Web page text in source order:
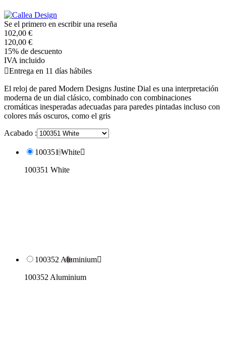
Se el primero en escribir una reseña
102,00 €
120,00 €
15% de descuento
IVA incluido
Entrega en 11 días hábiles
El reloj de pared Modern Designs Justine Dial es una interpretación
moderna de un dial clásico, combinado con combinaciones
cromáticas inesperadas adecuadas para paredes pintadas incluso con
colores más oscuros, como el gris
Acabado :
100351 White
100351 White
100352 Aluminium
100352 Aluminium